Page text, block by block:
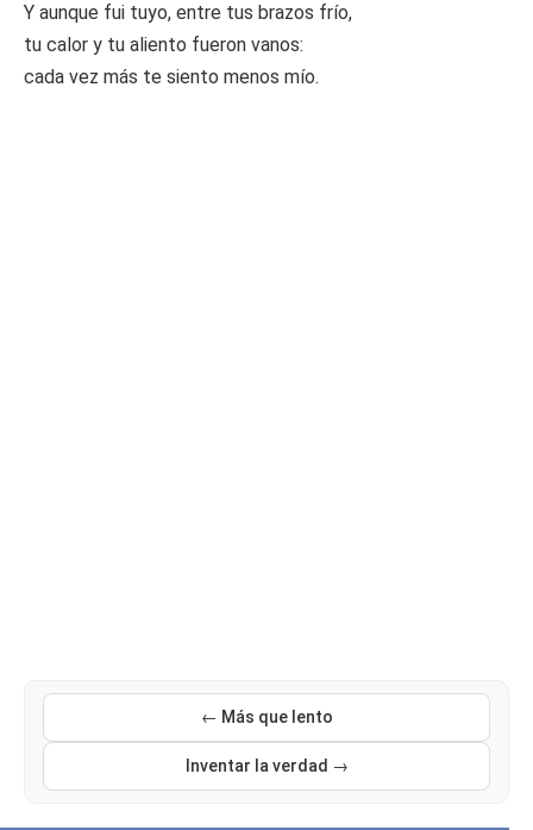
Y aunque fui tuyo, entre tus brazos frío,
tu calor y tu aliento fueron vanos:
cada vez más te siento menos mío.
← Más que lento
Inventar la verdad →